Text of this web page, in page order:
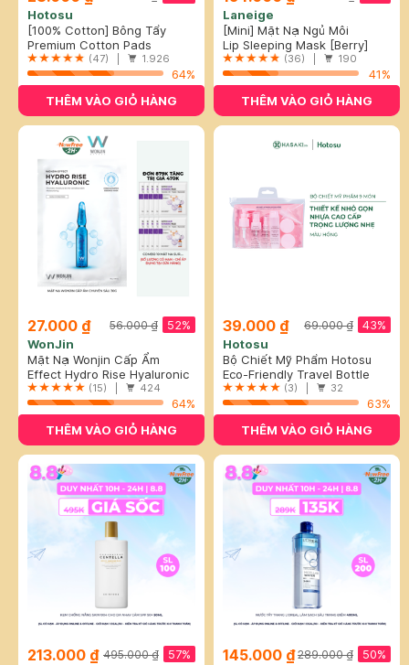
Hotosu
[100% Cotton] Bông Tẩy
Trang Hotosu Cao Cấp 150
Miếng
Premium Cotton Pads
(47) | 1.926
64%
THÊM VÀO GIỎ HÀNG
Laneige
[Mini] Mặt Nạ Ngủ Môi
Laneige Hương Quả Mọng 8g
Lip Sleeping Mask [Berry]
(36) | 190
41%
THÊM VÀO GIỎ HÀNG
27.000 ₫ 52%
56.000 ₫
WonJin
Mặt Nạ Wonjin Cấp Ẩm
Chuyên Sâu 30g
Effect Hydro Rise Hyaluronic
Concentrated Essence Mask
(15) | 424
64%
THÊM VÀO GIỎ HÀNG
39.000 ₫ 43%
69.000 ₫
Hotosu
Bộ Chiết Mỹ Phẩm Hotosu
Hồng (9 Món)
Eco-Friendly Travel Bottle
Sets
(3) | 32
63%
THÊM VÀO GIỎ HÀNG
213.000 ₫ 57%
495.000 ₫ 145.000 ₫ 50%
289.000 ₫